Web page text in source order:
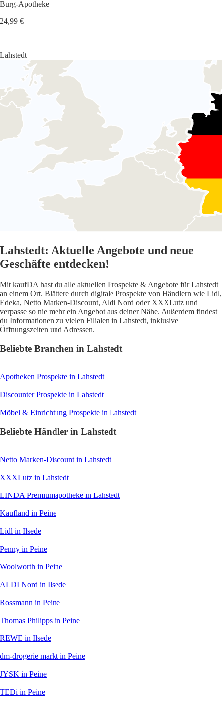
Burg-Apotheke
24,99 €
Lahstedt
Lahstedt: Aktuelle Angebote und neue
Geschäfte entdecken!
Mit kaufDA hast du alle aktuellen Prospekte & Angebote für Lahstedt
an einem Ort. Blättere durch digitale Prospekte von Händlern wie Lidl,
Edeka, Netto Marken-Discount, Aldi Nord oder XXXLutz und
verpasse so nie mehr ein Angebot aus deiner Nähe. Außerdem findest
du Informationen zu vielen Filialen in Lahstedt, inklusive
Öffnungszeiten und Adressen.
Beliebte Branchen in Lahstedt
Apotheken Prospekte in Lahstedt
DiscounterProspekte in Lahstedt
Möbel & Einrichtung Prospekte in Lahstedt
Beliebte Händler in Lahstedt
Netto Marken-Discount in Lahstedt
XXXLutz in Lahstedt
LINDA Premiumapotheke in Lahstedt
Kaufland in Peine
Lidl in Ilsede
Penny in Peine
Woolworth in Peine
ALDI Nord in Ilsede
Rossmann in Peine
Thomas Philipps in Peine
REWE in Ilsede
dm-drogerie markt in Peine
JYSK in Peine
TEDi in Peine